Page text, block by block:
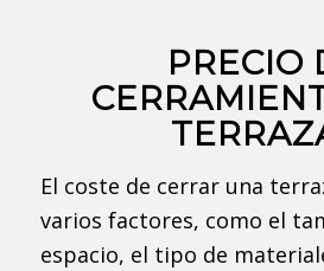
PRECIO
El coste de cerrar una
varios factores, como el
espacio, el tipo de